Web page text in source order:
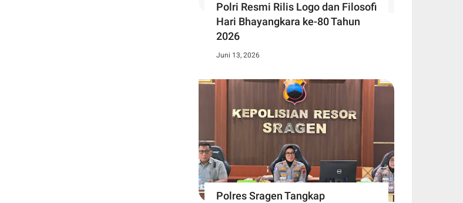
Polri Resmi Rilis Logo dan Filosofi
Hari Bhayangkara ke-80 Tahun
2026
Juni 13, 2026
Polres Sragen Tangkap